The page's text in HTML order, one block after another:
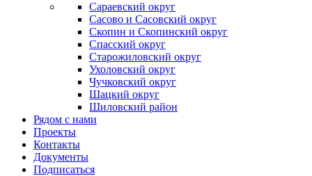
Сараевский округ
Сасово и Сасовский округ
Скопин и Скопинский округ
Спасский округ
Старожиловский округ
Ухоловский округ
Чучковский округ
Шацкий округ
Шиловский район
Рядом с нами
Проекты
Контакты
Документы
Подписаться